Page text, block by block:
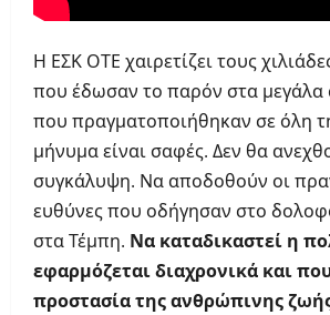
Η ΕΣΚ ΟΤΕ χαιρετίζει τους
που έδωσαν το παρόν στα μεγάλα
που πραγματοποιήθηκαν σε όλη
μήνυμα είναι σαφές. Δεν θα
συγκάλυψη. Να αποδοθούν οι
ευθύνες που οδήγησαν στο
στα Τέμπη. Να καταδικαστεί η
εφαρμόζεται διαχρονικά και
προστασία της ανθρώπινης